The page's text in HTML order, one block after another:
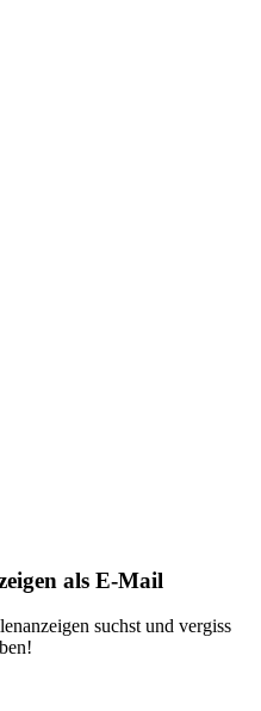
als E-Mail
suchst und vergiss